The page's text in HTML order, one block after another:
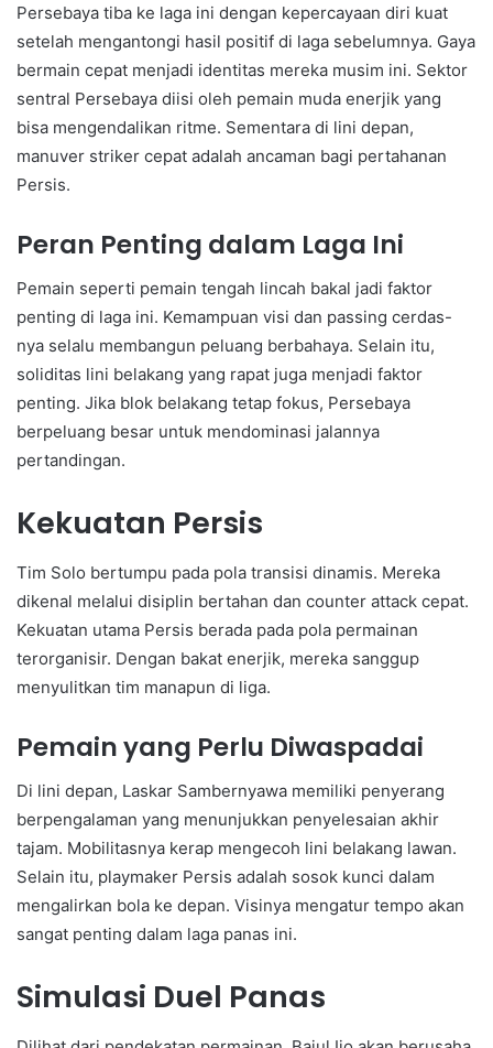
Persebaya tiba ke laga ini dengan kepercayaan diri kuat
setelah mengantongi hasil positif di laga sebelumnya. Gaya
bermain cepat menjadi identitas mereka musim ini. Sektor
sentral Persebaya diisi oleh pemain muda enerjik yang
bisa mengendalikan ritme. Sementara di lini depan,
manuver striker cepat adalah ancaman bagi pertahanan
Persis.
Peran Penting dalam Laga Ini
Pemain seperti pemain tengah lincah bakal jadi faktor
penting di laga ini. Kemampuan visi dan passing cerdas-
nya selalu membangun peluang berbahaya. Selain itu,
soliditas lini belakang yang rapat juga menjadi faktor
penting. Jika blok belakang tetap fokus, Persebaya
berpeluang besar untuk mendominasi jalannya
pertandingan.
Kekuatan Persis
Tim Solo bertumpu pada pola transisi dinamis. Mereka
dikenal melalui disiplin bertahan dan counter attack cepat.
Kekuatan utama Persis berada pada pola permainan
terorganisir. Dengan bakat enerjik, mereka sanggup
menyulitkan tim manapun di liga.
Pemain yang Perlu Diwaspadai
Di lini depan, Laskar Sambernyawa memiliki penyerang
berpengalaman yang menunjukkan penyelesaian akhir
tajam. Mobilitasnya kerap mengecoh lini belakang lawan.
Selain itu, playmaker Persis adalah sosok kunci dalam
mengalirkan bola ke depan. Visinya mengatur tempo akan
sangat penting dalam laga panas ini.
Simulasi Duel Panas